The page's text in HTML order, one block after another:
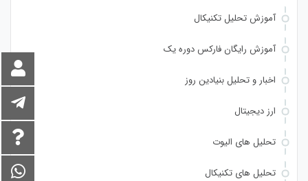
آموزش تحلیل تکنیکال
آموزش رایگان فارکس دوره یک
اخبار و تحلیل بنیادین روز
ارز دیجیتال
تحلیل های الیوت
تحلیل های تکنیکال